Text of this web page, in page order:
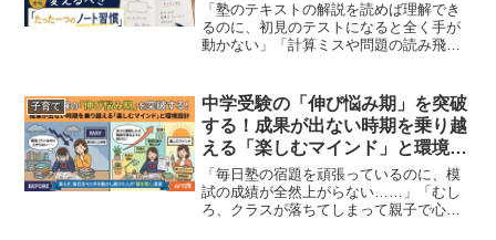
「塾のテキストの解説を読めば理解でき
るのに、初見のテストになると全く手が
動かない」「計算ミスや問題の読み飛ば
年生の後半から6年生にかけて、このよう
な「算数の伸び悩み」...
子育て
中学受験の「伸び悩み期」を突破
する！成果が出ない時期を乗り越
える「楽しむマインド」と環境設
計
「毎日塾の宿題を頑張っているのに、模
試の成績が全然上がらない……」「むし
ろ、クラスが落ちてしまって親子で心が